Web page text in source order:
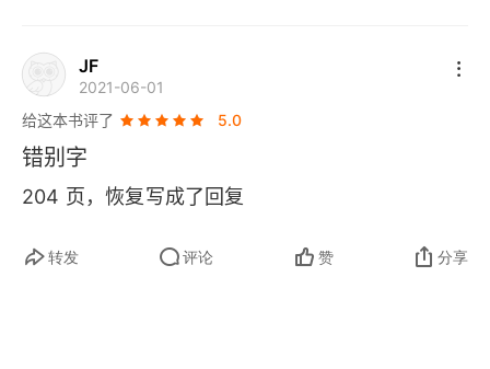
四
五
六
七
JF
2021-06-01
给这本书评了
5.0
错别字
204 页，恢复写成了回复
转发 评论 赞 分享